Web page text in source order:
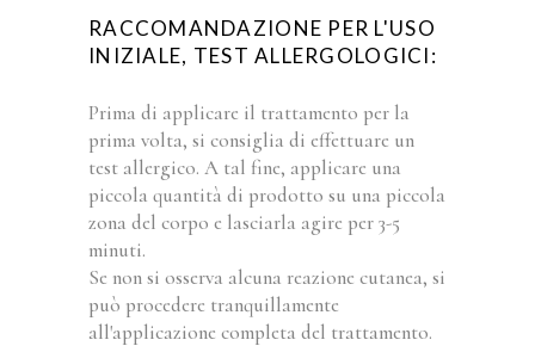
RACCOMANDAZIONE PER L'USO
INIZIALE, TEST ALLERGOLOGICI:
Prima di applicare il trattamento per la
prima volta, si consiglia di effettuare un
test allergico. A tal fine, applicare una
piccola quantità di prodotto su una piccola
zona del corpo e lasciarla agire per 3-5
minuti.
Se non si osserva alcuna reazione cutanea, si
può procedere tranquillamente
all'applicazione completa del trattamento.